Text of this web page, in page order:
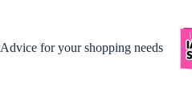
으
Advice for your shopping needs